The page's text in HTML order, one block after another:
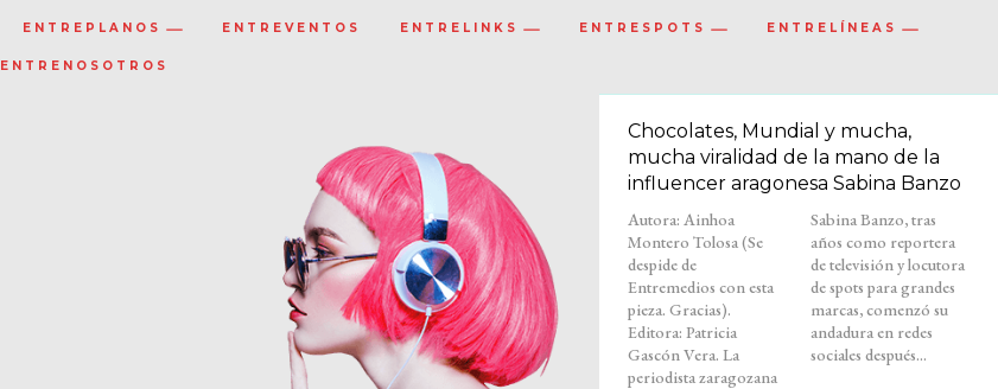
ENTREPLANOS ENTREVENTOS ENTRELINKS ENTRESPOTS ENTRELÍNEAS
ENTRENOSOTROS
Chocolates, Mundial y mucha,
mucha viralidad de la mano de la
influencer aragonesa Sabina Banzo
Autora: Ainhoa
Montero Tolosa (Se
despide de
Entremedios con esta
pieza. Gracias).
Editora: Patricia
Gascón Vera. La
periodista zaragozana
Sabina Banzo, tras
años como reportera
de televisión y locutora
de spots para grandes
marcas, comenzó su
andadura en redes
sociales después...